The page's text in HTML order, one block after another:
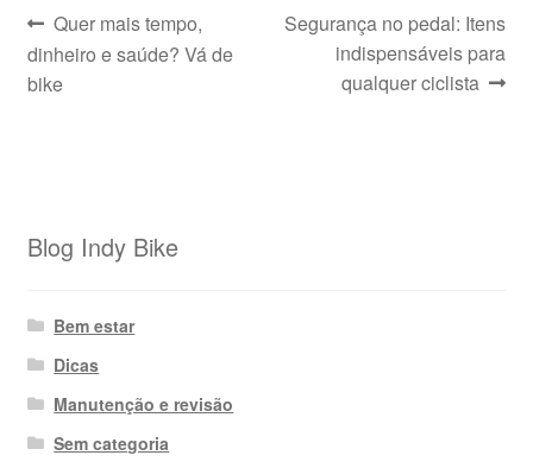
Navegação
de
Post
anterior:
Quer mais tempo,
dinheiro e saúde? Vá de
bike
Próximo
Segurança no pedal: Itens
indispensáveis para
qualquer ciclista
Blog Indy Bike
Bem estar
Dicas
Manutenção e revisão
Sem categoria